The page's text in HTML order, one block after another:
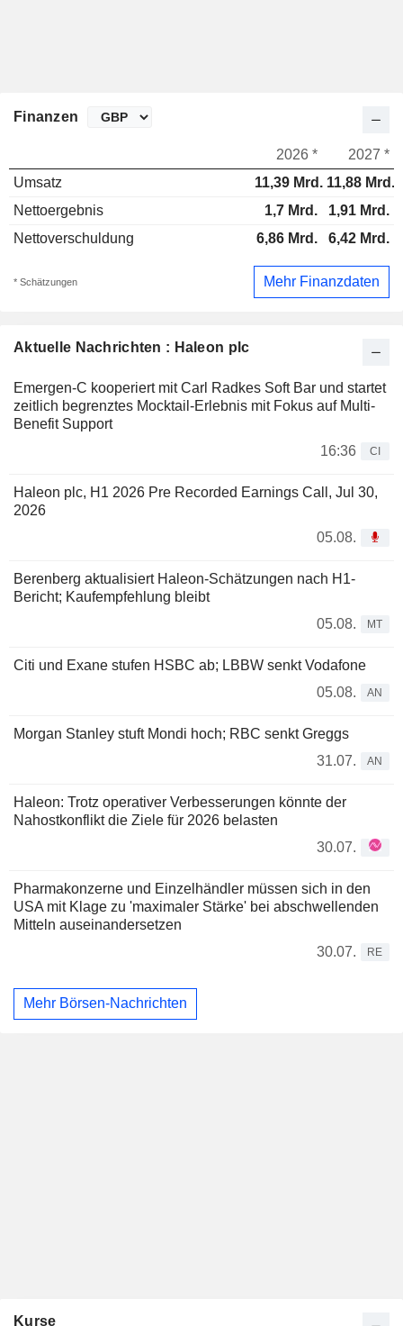
Aktuelle Nachrichten : Haleon plc
Emergen-C kooperiert mit Carl Radkes Soft Bar und startet
zeitlich begrenztes Mocktail-Erlebnis mit Fokus auf Multi-
Benefit Support
16:36
CI
Haleon plc, H1 2026 Pre Recorded Earnings Call, Jul 30,
2026
05.08.
Berenberg aktualisiert Haleon-Schätzungen nach H1-
Bericht; Kaufempfehlung bleibt
05.08.
MT
Citi und Exane stufen HSBC ab; LBBW senkt Vodafone
05.08.
AN
Morgan Stanley stuft Mondi hoch; RBC senkt Greggs
31.07.
AN
Haleon: Trotz operativer Verbesserungen könnte der
Nahostkonflikt die Ziele für 2026 belasten
30.07.
Pharmakonzerne und Einzelhändler müssen sich in den
USA mit Klage zu 'maximaler Stärke' bei abschwellenden
Mitteln auseinandersetzen
30.07.
RE
Mehr Börsen-Nachrichten
Finanzen
2026 *
2027 *
Umsatz
11,39 Mrd. 11,88 Mrd.
Nettoergebnis
1,7 Mrd.
1,91 Mrd.
Nettoverschuldung
6,86 Mrd. 6,42 Mrd.
* Schätzungen Mehr Finanzdaten
Kurse